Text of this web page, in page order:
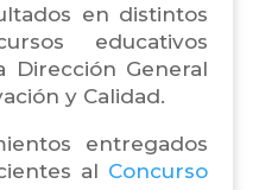
en distintos
educativos
Dirección General
y Calidad.
entregados
al Concurso